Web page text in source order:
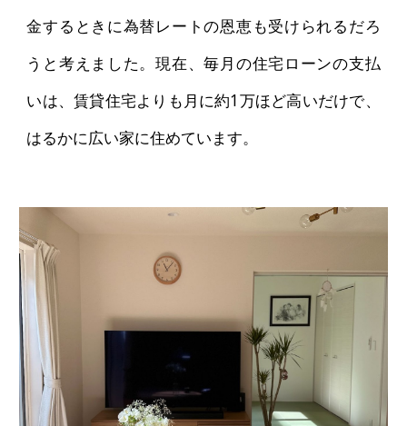
金するときに為替レートの恩恵も受けられるだろ
うと考えました。現在、毎月の住宅ローンの支払
いは、賃貸住宅よりも月に約1万ほど高いだけで、
はるかに広い家に住めています。